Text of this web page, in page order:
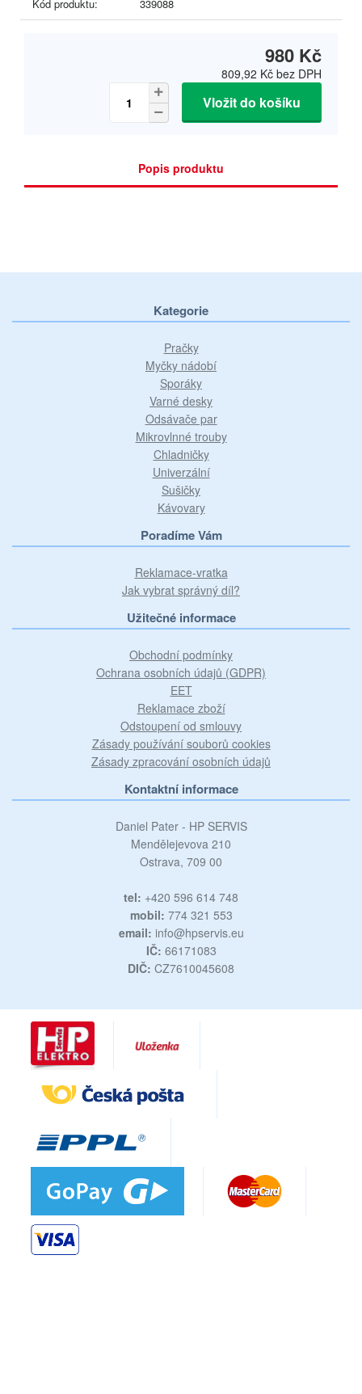
Kód produktu: 339088
980 Kč
809,92 Kč bez DPH
Vložit do košíku
Popis produktu
Kategorie
Pračky
Myčky nádobí
Sporáky
Varné desky
Odsávače par
Mikrovlnné trouby
Chladničky
Univerzální
Sušičky
Kávovary
Poradíme Vám
Reklamace-vratka
Jak vybrat správný díl?
Užitečné informace
Obchodní podmínky
Ochrana osobních údajů (GDPR)
EET
Reklamace zboží
Odstoupení od smlouvy
Zásady používání souborů cookies
Zásady zpracování osobních údajů
Kontaktní informace
Daniel Pater - HP SERVIS
Mendělejevova 210
Ostrava, 709 00
tel: +420 596 614 748
mobil: 774 321 553
email: info@hpservis.eu
IČ: 66171083
DIČ: CZ7610045608